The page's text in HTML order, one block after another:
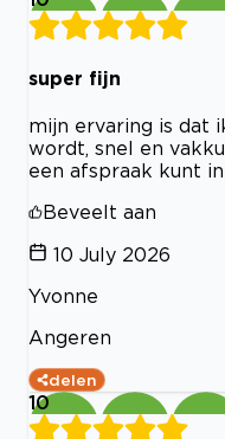
super fijn
mijn ervaring is dat
wordt, snel en
een afspraak kunt
Beveelt aan
10 July 2026
Yvonne
Angeren
delen
10